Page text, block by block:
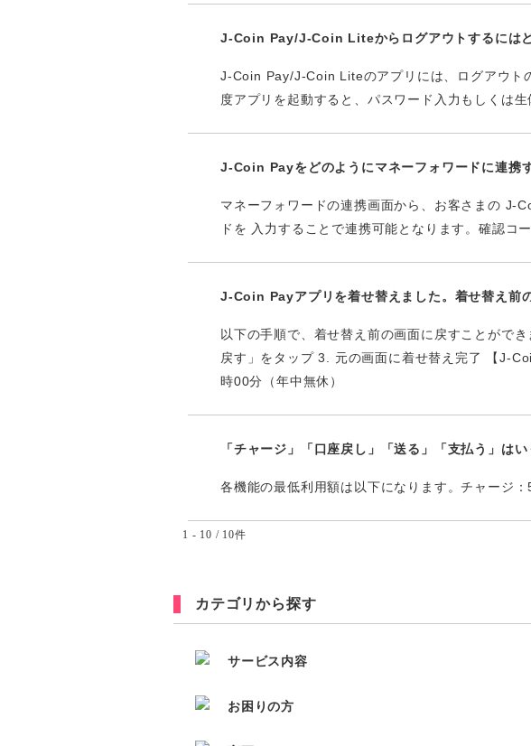
J-Coin Pay/J-Coin Liteからログアウトするにはど
J-Coin Pay/J-Coin Liteのアプリには、ログアウト
度アプリを起動すると、パスワード入力もしくは生
J-Coin Payをどのようにマネーフォワードに連携
マネーフォワードの連携画面から、お客さまの J-
ドを 入力することで連携可能となります。確認コ
J-Coin Payアプリを着せ替えました。着せ替え前
以下の手順で、着せ替え前の画面に戻すことがで
戻す」をタップ 3. 元の画面に着せ替え完了 【J-
時00分（年中無休）
「チャージ」「口座戻し」「送る」「支払う」は
各機能の最低利用額は以下になります。チャージ
1 - 10 / 10件
カテゴリから探す
サービス内容
お困りの方